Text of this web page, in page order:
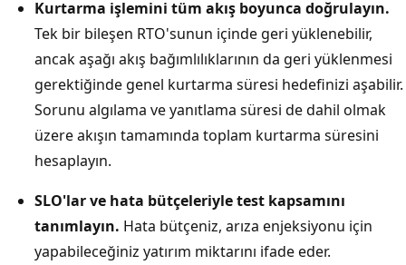
Kurtarma işlemini tüm akış boyunca doğrulayın.
Tek bir bileşen RTO'sunun içinde geri yüklenebilir,
ancak aşağı akış bağımlılıklarının da geri yüklenmesi
gerektiğinde genel kurtarma süresi hedefinizi aşabilir.
Sorunu algılama ve yanıtlama süresi de dahil olmak
üzere akışın tamamında toplam kurtarma süresini
hesaplayın.
SLO'lar ve hata bütçeleriyle test kapsamını
tanımlayın. Hata bütçeniz, arıza enjeksiyonu için
yapabileceğiniz yatırım miktarını ifade eder.